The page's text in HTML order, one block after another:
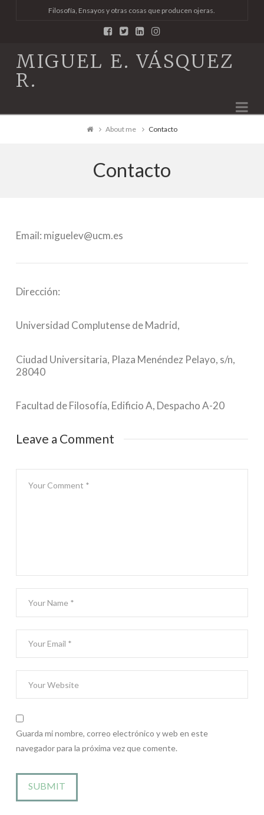
Filosofía, Ensayos y otras cosas que producen ojeras.
MIGUEL E. VÁSQUEZ
R.
About me Contacto
Contacto
Email: miguelev@ucm.es
Dirección:
Universidad Complutense de Madrid,
Ciudad Universitaria, Plaza Menéndez Pelayo, s/n,
28040
Facultad de Filosofía, Edificio A, Despacho A-20
Leave a Comment
Guarda mi nombre, correo electrónico y web en este
navegador para la próxima vez que comente.